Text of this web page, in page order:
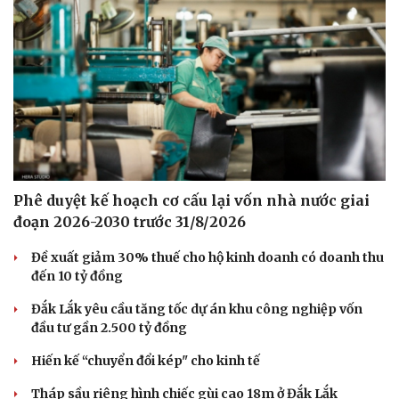
Phê duyệt kế hoạch cơ cấu lại vốn nhà nước giai
đoạn 2026-2030 trước 31/8/2026
Đề xuất giảm 30% thuế cho hộ kinh doanh có doanh thu
đến 10 tỷ đồng
Đắk Lắk yêu cầu tăng tốc dự án khu công nghiệp vốn
đầu tư gần 2.500 tỷ đồng
Hiến kế “chuyển đổi kép" cho kinh tế
Tháp sầu riêng hình chiếc gùi cao 18m ở Đắk Lắk